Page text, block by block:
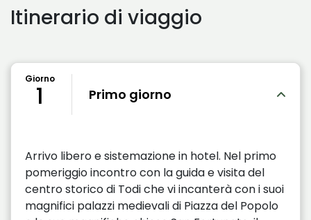
Itinerario di viaggio
Giorno
1 Primo giorno
Arrivo libero e sistemazione in hotel. Nel primo
pomeriggio incontro con la guida e visita del
centro storico di Todi che vi incanterà con i suoi
magnifici palazzi medievali di Piazza del Popolo